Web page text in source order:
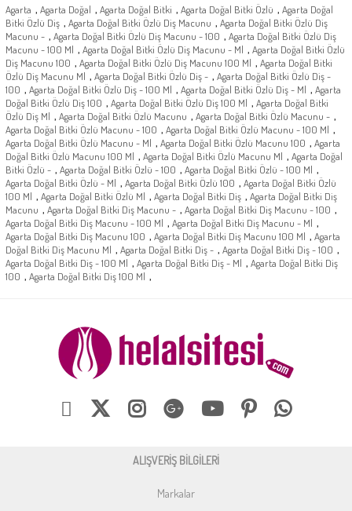
Agarta , Agarta Doğal , Agarta Doğal Bitki , Agarta Doğal Bitki Özlü , Agarta Doğal
Bitki Özlü Diş , Agarta Doğal Bitki Özlü Diş Macunu , Agarta Doğal Bitki Özlü Diş
Macunu - , Agarta Doğal Bitki Özlü Diş Macunu - 100 , Agarta Doğal Bitki Özlü Diş
Macunu - 100 Ml , Agarta Doğal Bitki Özlü Diş Macunu - Ml , Agarta Doğal Bitki Özlü
Diş Macunu 100 , Agarta Doğal Bitki Özlü Diş Macunu 100 Ml , Agarta Doğal Bitki
Özlü Diş Macunu Ml , Agarta Doğal Bitki Özlü Diş - , Agarta Doğal Bitki Özlü Diş -
100 , Agarta Doğal Bitki Özlü Diş - 100 Ml , Agarta Doğal Bitki Özlü Diş - Ml , Agarta
Doğal Bitki Özlü Diş 100 , Agarta Doğal Bitki Özlü Diş 100 Ml , Agarta Doğal Bitki
Özlü Diş Ml , Agarta Doğal Bitki Özlü Macunu , Agarta Doğal Bitki Özlü Macunu - ,
Agarta Doğal Bitki Özlü Macunu - 100 , Agarta Doğal Bitki Özlü Macunu - 100 Ml ,
Agarta Doğal Bitki Özlü Macunu - Ml , Agarta Doğal Bitki Özlü Macunu 100 , Agarta
Doğal Bitki Özlü Macunu 100 Ml , Agarta Doğal Bitki Özlü Macunu Ml , Agarta Doğal
Bitki Özlü - , Agarta Doğal Bitki Özlü - 100 , Agarta Doğal Bitki Özlü - 100 Ml ,
Agarta Doğal Bitki Özlü - Ml , Agarta Doğal Bitki Özlü 100 , Agarta Doğal Bitki Özlü
100 Ml , Agarta Doğal Bitki Özlü Ml , Agarta Doğal Bitki Diş , Agarta Doğal Bitki Diş
Macunu , Agarta Doğal Bitki Diş Macunu - , Agarta Doğal Bitki Diş Macunu - 100 ,
Agarta Doğal Bitki Diş Macunu - 100 Ml , Agarta Doğal Bitki Diş Macunu - Ml ,
Agarta Doğal Bitki Diş Macunu 100 , Agarta Doğal Bitki Diş Macunu 100 Ml , Agarta
Doğal Bitki Diş Macunu Ml , Agarta Doğal Bitki Diş - , Agarta Doğal Bitki Diş - 100 ,
Agarta Doğal Bitki Diş - 100 Ml , Agarta Doğal Bitki Diş - Ml , Agarta Doğal Bitki Diş
100 , Agarta Doğal Bitki Diş 100 Ml ,
ALIŞVERİŞ BİLGİLERİ
Markalar